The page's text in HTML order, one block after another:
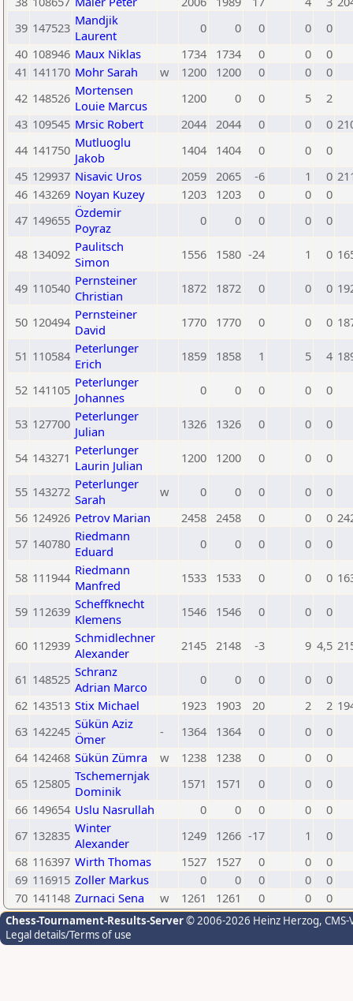
39 147523 Mandjik
Laurent
0 0 0 0
0
40 108946 Maux Niklas 1734 1734 0 0
0
41 141170 Mohr Sarah w 1200 1200 0 0
0
42 148526 Mortensen
Louie Marcus
1200 0 0 5
2
43 109545 Mrsic Robert 2044 2044 0 0 0
44 141750 Mutluoglu
Jakob
1404 1404 0 0
0
45 129937 Nisavic Uros 2059 2065 -6 1 0
46 143269 Noyan Kuzey 1203 1203 0 0
0
47 149655 Özdemir
Poyraz
0 0 0 0 0
48 134092 Paulitsch
Simon
1556 1580 -24 1 0
49 110540 Pernsteiner
Christian
1872 1872 0 0 0
50 120494 Pernsteiner
David
1770 1770 0 0 0
51 110584 Peterlunger
Erich
1859 1858 1 5 4
52 141105 Peterlunger
Johannes
0 0 0 0 0
53 127700 Peterlunger
Julian
1326 1326 0 0 0
54 143271 Peterlunger
Laurin Julian
1200 1200 0 0 0
55 143272 Peterlunger
Sarah
w 0 0 0 0
0
56 124926 Petrov Marian 2458 2458 0 0 0
57 140780 Riedmann
Eduard
0 0 0 0 0
58 111944 Riedmann
Manfred
1533 1533 0 0 0
59 112639 Scheffknecht
Klemens
1546 1546 0 0 0
60 112939 Schmidlechner
Alexander
2145 2148 -3 9 4,5
61 148525 Schranz
Adrian Marco
0 0 0 0
0
62 143513 Stix Michael 1923 1903 20 2 2
63 142245 Sükün Aziz
Ömer
- 1364 1364 0 0
0
64 142468 Sükün Zümra w 1238 1238 0 0
0
65 125805 Tschemernjak
Dominik
1571 1571 0 0
0
66 149654 Uslu Nasrullah 0 0 0 0
0
67 132835 Winter
Alexander
1249 1266 -17 1
0
68 116397 Wirth Thomas 1527 1527 0 0
0
69 116915 Zoller Markus 0 0 0 0
0
70 141148 Zurnaci Sena w 1261 1261 0 0 0
Chess-Tournament-Results-Server© 2006-2026 Heinz Herzog,
Legal details/Terms of use